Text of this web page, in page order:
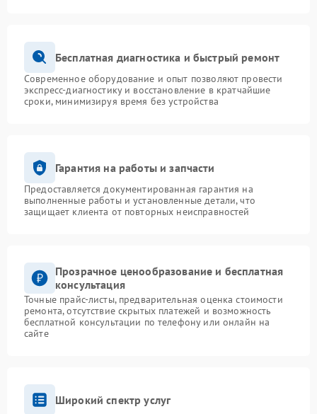
Бесплатная диагностика и быстрый ремонт
Современное оборудование и опыт позволяют провести
экспресс-диагностику и восстановление в кратчайшие
сроки, минимизируя время без устройства
Гарантия на работы и запчасти
Предоставляется документированная гарантия на
выполненные работы и установленные детали, что
защищает клиента от повторных неисправностей
Прозрачное ценообразование и бесплатная
консультация
Точные прайс-листы, предварительная оценка стоимости
ремонта, отсутствие скрытых платежей и возможность
бесплатной консультации по телефону или онлайн на
сайте
Широкий спектр услуг